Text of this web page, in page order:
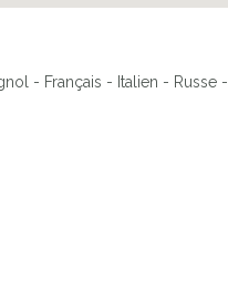
- Français - Italien - Russe -